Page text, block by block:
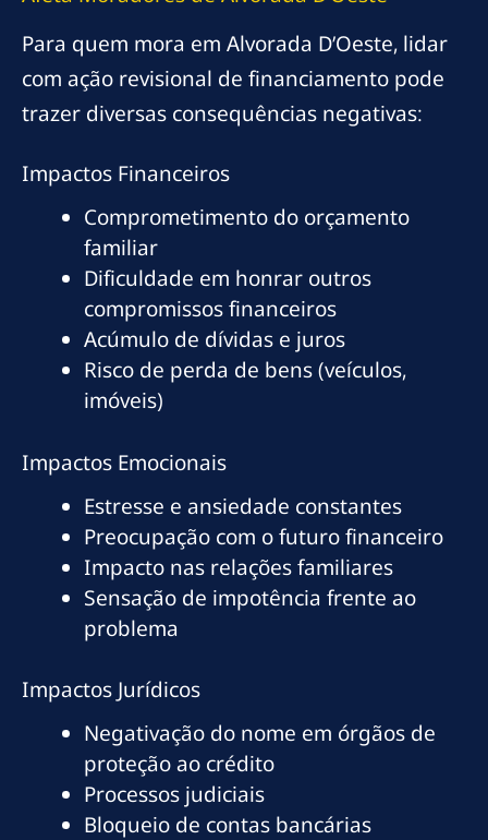
Para quem mora em Alvorada D’Oeste, lidar
com ação revisional de financiamento pode
trazer diversas consequências negativas:
Impactos Financeiros
Comprometimento do orçamento
familiar
Dificuldade em honrar outros
compromissos financeiros
Acúmulo de dívidas e juros
Risco de perda de bens (veículos,
imóveis)
Impactos Emocionais
Estresse e ansiedade constantes
Preocupação com o futuro financeiro
Impacto nas relações familiares
Sensação de impotência frente ao
problema
Impactos Jurídicos
Negativação do nome em órgãos de
proteção ao crédito
Processos judiciais
Bloqueio de contas bancárias